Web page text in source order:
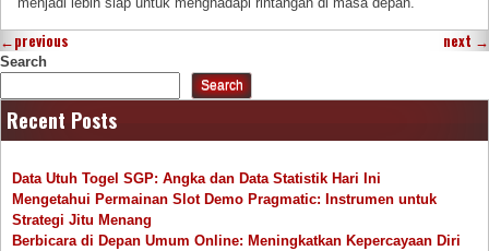
←previous next →
Search
Search
Recent Posts
Data Utuh Togel SGP: Angka dan Data Statistik Hari Ini
Mengetahui Permainan Slot Demo Pragmatic: Instrumen untuk
Strategi Jitu Menang
Berbicara di Depan Umum Online: Meningkatkan Kepercayaan Diri